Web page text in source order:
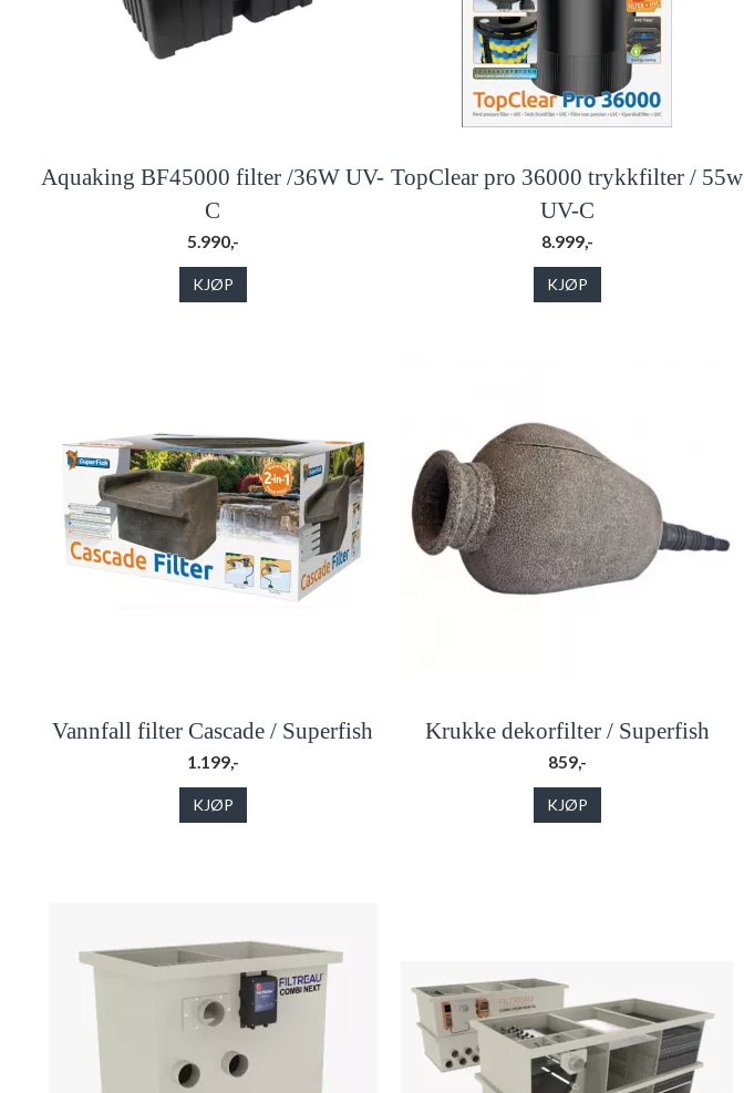
Aquaking BF45000 filter /36W UV-
C
5.990,-
KJØP
TopClear pro 36000 trykkfilter / 55w
UV-C
8.999,-
KJØP
Vannfall filter Cascade / Superfish
1.199,-
KJØP
Krukke dekorfilter / Superfish
859,-
KJØP